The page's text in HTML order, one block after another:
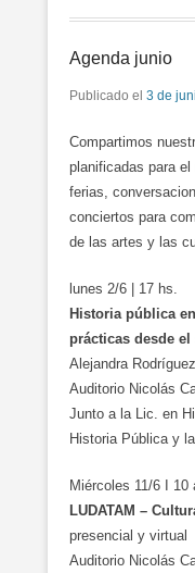
Agenda junio
Publicado el 3 de
Compartimos
planificadas para el
ferias,
conciertos para
de las artes y las
lunes 2/6 | 17 hs.
Historia pública
prácticas desde el
Alejandra
Auditorio Nicolás
Junto a la Lic. en
Historia Pública y
Miércoles 11/6 I 10
LUDATAM –
presencial y virtual
Auditorio Nicolás